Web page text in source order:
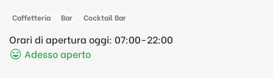
Caffetteria Bar Cocktail Bar
Orari di apertura oggi: 07:00-22:00
Adesso aperto